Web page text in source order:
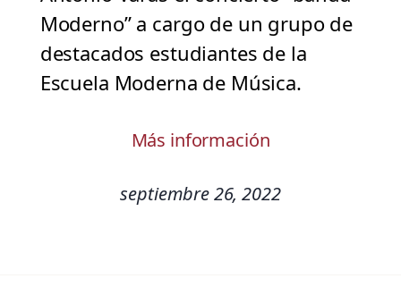
Moderno” a cargo de un grupo de
destacados estudiantes de la
Escuela Moderna de Música.
Más información
septiembre 26, 2022